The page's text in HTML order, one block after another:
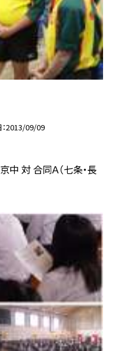
2013/09/09
中 対 合同Ａ（七条・長